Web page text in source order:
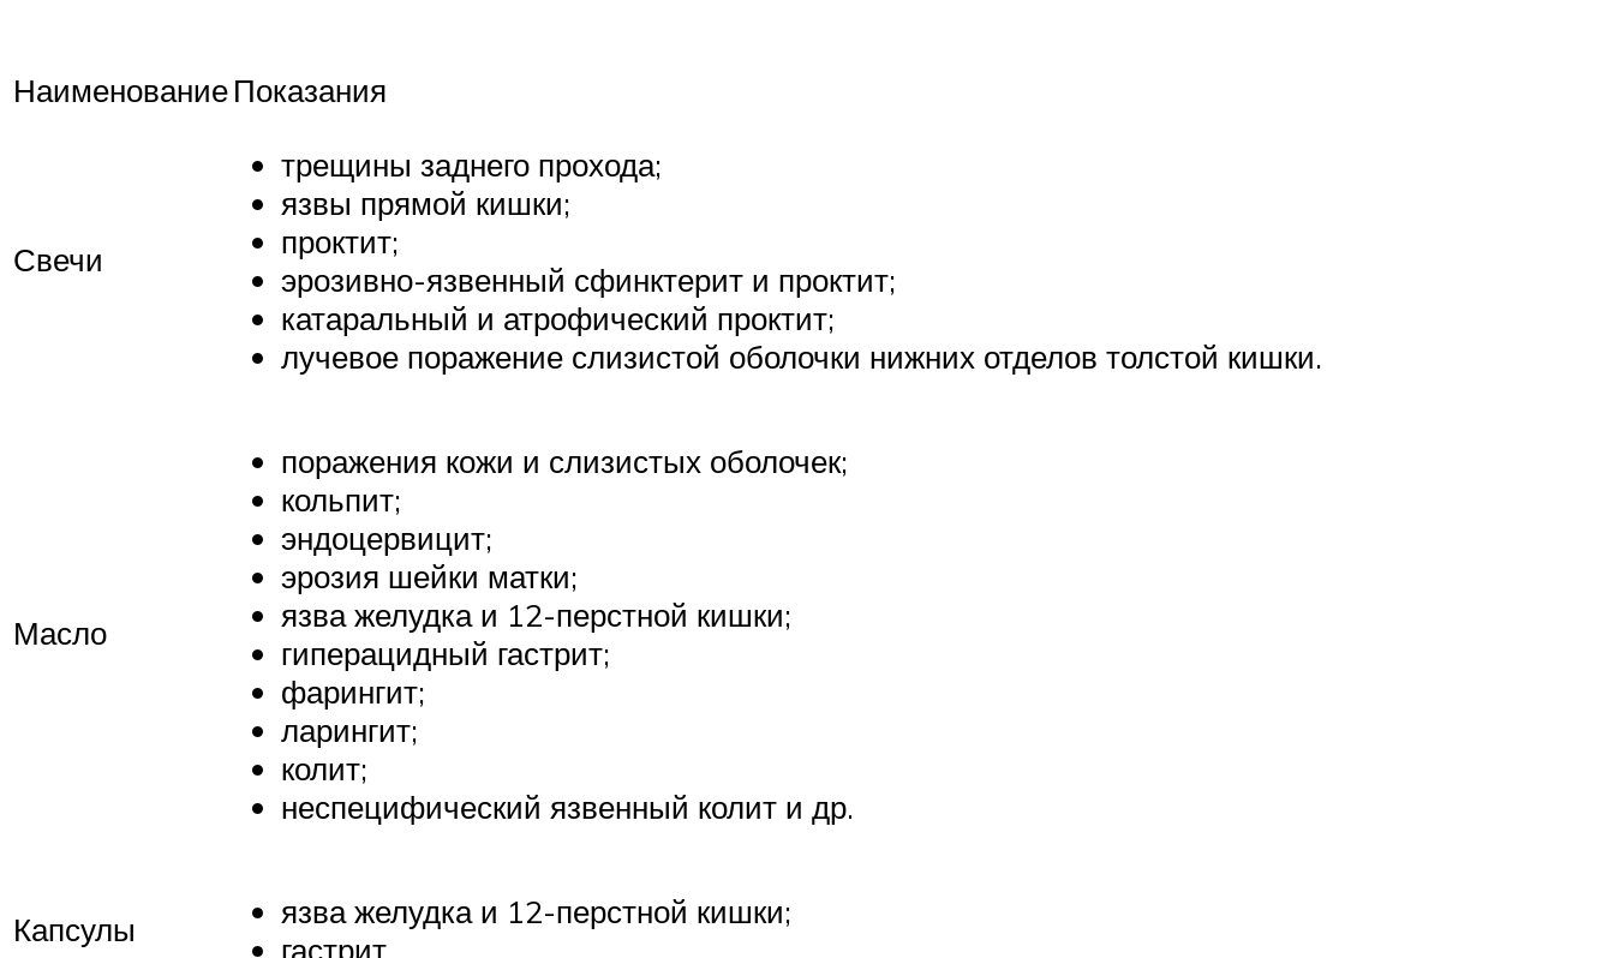
НаименованиеПоказания
Свечи
трещины заднего прохода;
язвы прямой кишки;
проктит;
эрозивно-язвенный сфинктерит и проктит;
катаральный и атрофический проктит;
лучевое поражение слизистой оболочки нижних отделов толстой кишки.
Масло
поражения кожи и слизистых оболочек;
кольпит;
эндоцервицит;
эрозия шейки матки;
язва желудка и 12-перстной кишки;
гиперацидный гастрит;
фарингит;
ларингит;
колит;
неспецифический язвенный колит и др.
Капсулы
язва желудка и 12-перстной кишки;
гастрит.